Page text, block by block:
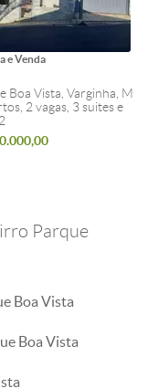
e Venda
Boa Vista, Varginha, MG
2 vagas, 3 suites e
Parque
Boa Vista
Boa Vista